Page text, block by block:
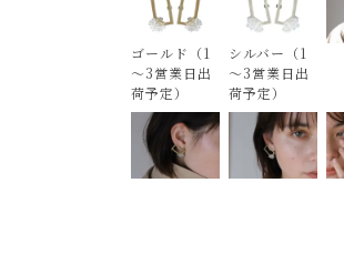
ゴールド（1
～3営業日出
荷予定）
シルバー（1
～3営業日出
荷予定）